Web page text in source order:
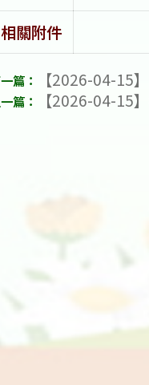
相關附件
【2026-04-15】
【2026-04-15】